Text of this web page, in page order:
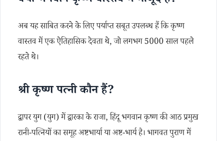
अब यह साबित करने के लिए पर्याप्त सबूत उपलब्ध हैं कि कृष्ण
वास्तव में एक ऐतिहासिक देवता थे, जो लगभग 5000 साल पहले
रहते थे।
श्री कृष्ण पत्नी कौन हैं?
द्वापर युग (युग) में द्वारका के राजा, हिंदू भगवान कृष्ण की आठ प्रमुख
रानी-पत्नियों का समूह अष्टभार्या या अष्ट-भार्य है। भागवत पुराण में